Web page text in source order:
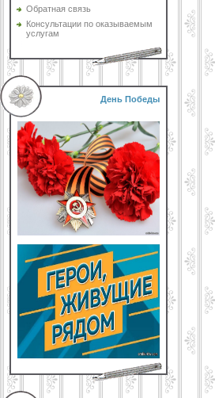
Обратная связь
Консультации по оказываемым
услугам
День Победы